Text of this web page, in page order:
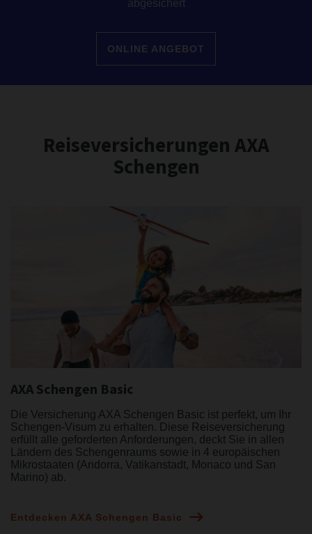
abgesichert
ONLINE ANGEBOT
Reiseversicherungen AXA
Schengen
AXA Schengen Basic
Die Versicherung AXA Schengen Basic ist perfekt, um Ihr
Schengen-Visum zu erhalten. Diese Reiseversicherung
erfüllt alle geforderten Anforderungen, deckt Sie in allen
Ländern des Schengenraums sowie in 4 europäischen
Mikrostaaten (Andorra, Vatikanstadt, Monaco und San
Marino) ab.
Entdecken AXA Schengen Basic